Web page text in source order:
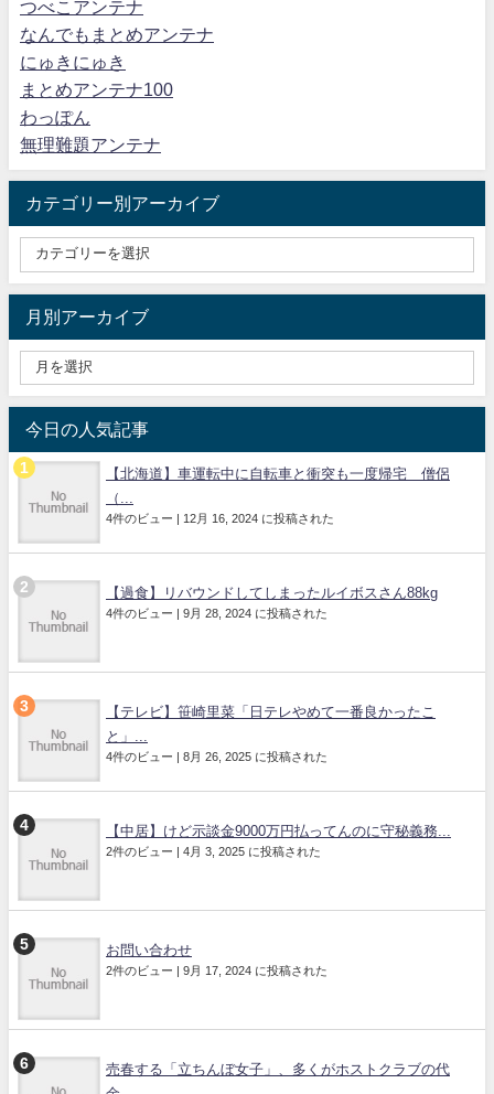
つべこアンテナ
なんでもまとめアンテナ
にゅきにゅき
まとめアンテナ100
わっぽん
無理難題アンテナ
カテゴリー別アーカイブ
月別アーカイブ
今日の人気記事
【北海道】車運転中に自転車と衝突も一度帰宅 僧侶
（...
4件のビュー 12月 16, 2024 に投稿された
【過食】リバウンドしてしまったルイボスさん88kg
4件のビュー 9月 28, 2024 に投稿された
【テレビ】笹崎里菜「日テレやめて一番良かったこ
と」...
4件のビュー 8月 26, 2025 に投稿された
【中居】けど示談金9000万円払ってんのに守秘義務...
2件のビュー 4月 3, 2025 に投稿された
お問い合わせ
2件のビュー 9月 17, 2024 に投稿された
売春する「立ちんぼ女子」、多くがホストクラブの代